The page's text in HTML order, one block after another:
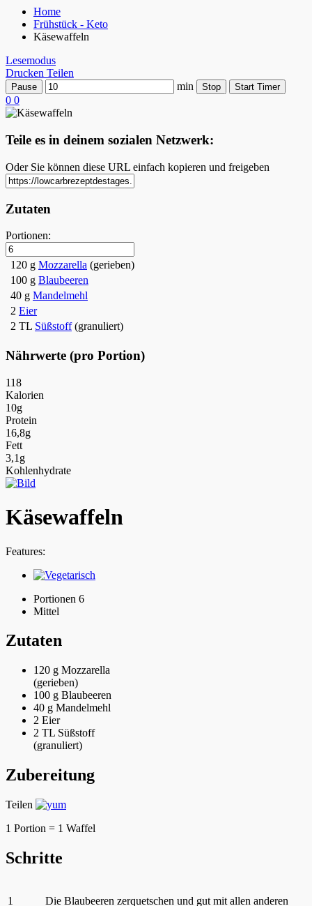
Home
Frühstück - Keto
Käsewaffeln
Lesemodus
Drucken Teilen
Pause min Stop Start Timer
0 0
Teile es in deinem sozialen Netzwerk:
Oder Sie können diese URL einfach kopieren und freigeben
Zutaten
Portionen:
120 g Mozzarella (gerieben)
100 g Blaubeeren
40 g Mandelmehl
2 Eier
2 TL Süßstoff (granuliert)
Nährwerte (pro Portion)
118
Kalorien
10g
Protein
16,8g
Fett
3,1g
Kohlenhydrate
Käsewaffeln
Features:
Portionen 6
Mittel
Zutaten
120 g Mozzarella
(gerieben)
100 g Blaubeeren
40 g Mandelmehl
2 Eier
2 TL Süßstoff
(granuliert)
Zubereitung
Teilen
1 Portion = 1 Waffel
Schritte
1
Die Blaubeeren zerquetschen und gut mit allen anderen